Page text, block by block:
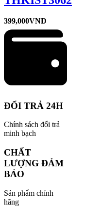
399,000VND
ĐỔI TRẢ 24H
Chính sách đổi trả
minh bạch
CHẤT
LƯỢNG ĐẢM
BẢO
Sản phẩm chính
hãng